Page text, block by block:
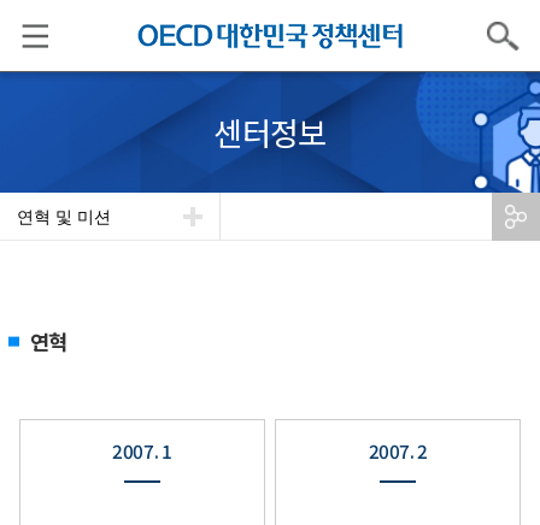
검색
센터정보
연혁 및 미션
연혁
2007. 1 2007. 2